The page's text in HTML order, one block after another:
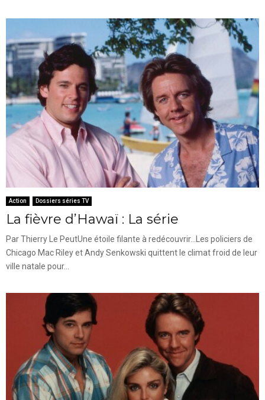
Action Dossiers séries TV
La fièvre d’Hawaï : La série
Par Thierry Le PeutUne étoile filante à redécouvrir...Les policiers de
Chicago Mac Riley et Andy Senkowski quittent le climat froid de leur
ville natale pour...